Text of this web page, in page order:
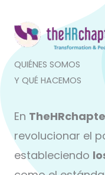
contenido
QUIÉNES SOMOS
Y QUÉ HACEMOS
En
revolucionar el
estableciendo